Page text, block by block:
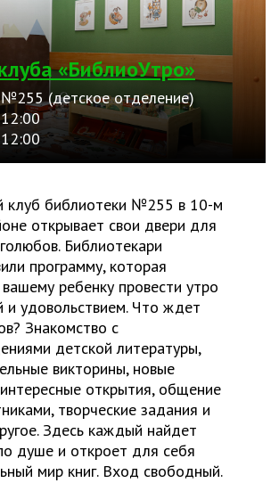
«БиблиоУтро»
(детское отделение)
клуб библиотеки №255 в 10-м
открывает свои двери для
Библиотекари
программу, которая
ребенку провести утро
и удовольствием. Что ждет
Знакомство с
детской литературы,
викторины, новые
открытия, общение
творческие задания и
Здесь каждый найдет
душе и откроет для себя
мир книг. Вход свободный.